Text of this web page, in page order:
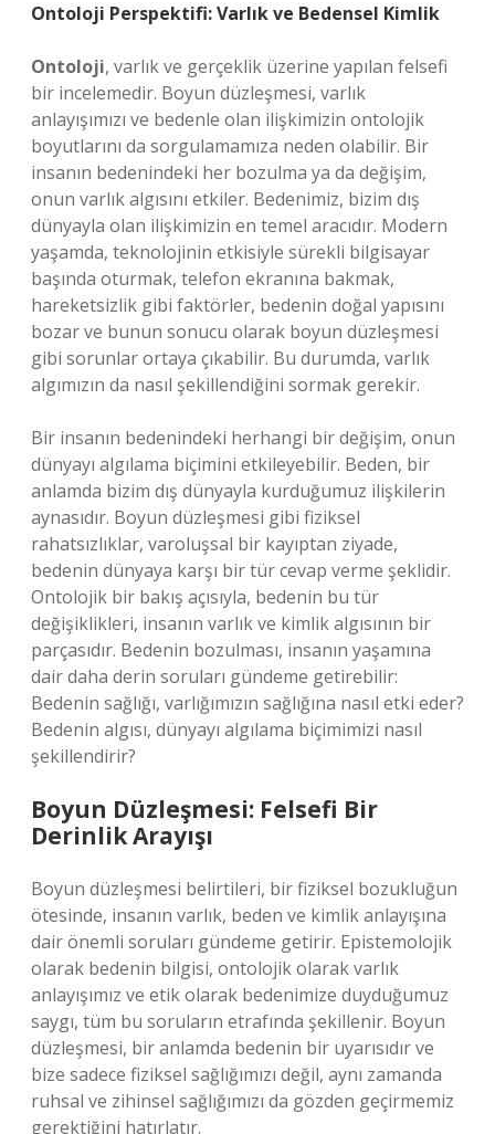
Ontoloji Perspektifi: Varlık ve Bedensel Kimlik
Ontoloji, varlık ve gerçeklik üzerine yapılan felsefi
bir incelemedir. Boyun düzleşmesi, varlık
anlayışımızı ve bedenle olan ilişkimizin ontolojik
boyutlarını da sorgulamamıza neden olabilir. Bir
insanın bedenindeki her bozulma ya da değişim,
onun varlık algısını etkiler. Bedenimiz, bizim dış
dünyayla olan ilişkimizin en temel aracıdır. Modern
yaşamda, teknolojinin etkisiyle sürekli bilgisayar
başında oturmak, telefon ekranına bakmak,
hareketsizlik gibi faktörler, bedenin doğal yapısını
bozar ve bunun sonucu olarak boyun düzleşmesi
gibi sorunlar ortaya çıkabilir. Bu durumda, varlık
algımızın da nasıl şekillendiğini sormak gerekir.
Bir insanın bedenindeki herhangi bir değişim, onun
dünyayı algılama biçimini etkileyebilir. Beden, bir
anlamda bizim dış dünyayla kurduğumuz ilişkilerin
aynasıdır. Boyun düzleşmesi gibi fiziksel
rahatsızlıklar, varoluşsal bir kayıptan ziyade,
bedenin dünyaya karşı bir tür cevap verme şeklidir.
Ontolojik bir bakış açısıyla, bedenin bu tür
değişiklikleri, insanın varlık ve kimlik algısının bir
parçasıdır. Bedenin bozulması, insanın yaşamına
dair daha derin soruları gündeme getirebilir:
Bedenin sağlığı, varlığımızın sağlığına nasıl etki eder?
Bedenin algısı, dünyayı algılama biçimimizi nasıl
şekillendirir?
Boyun Düzleşmesi: Felsefi Bir
Derinlik Arayışı
Boyun düzleşmesi belirtileri, bir fiziksel bozukluğun
ötesinde, insanın varlık, beden ve kimlik anlayışına
dair önemli soruları gündeme getirir. Epistemolojik
olarak bedenin bilgisi, ontolojik olarak varlık
anlayışımız ve etik olarak bedenimize duyduğumuz
saygı, tüm bu soruların etrafında şekillenir. Boyun
düzleşmesi, bir anlamda bedenin bir uyarısıdır ve
bize sadece fiziksel sağlığımızı değil, aynı zamanda
ruhsal ve zihinsel sağlığımızı da gözden geçirmemiz
gerektiğini hatırlatır.